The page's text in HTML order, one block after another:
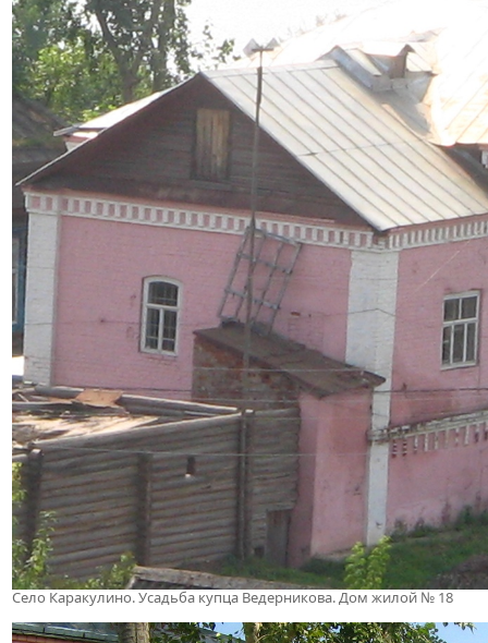
Село Каракулино. Усадьба купца Ведерникова. Дом жилой № 18